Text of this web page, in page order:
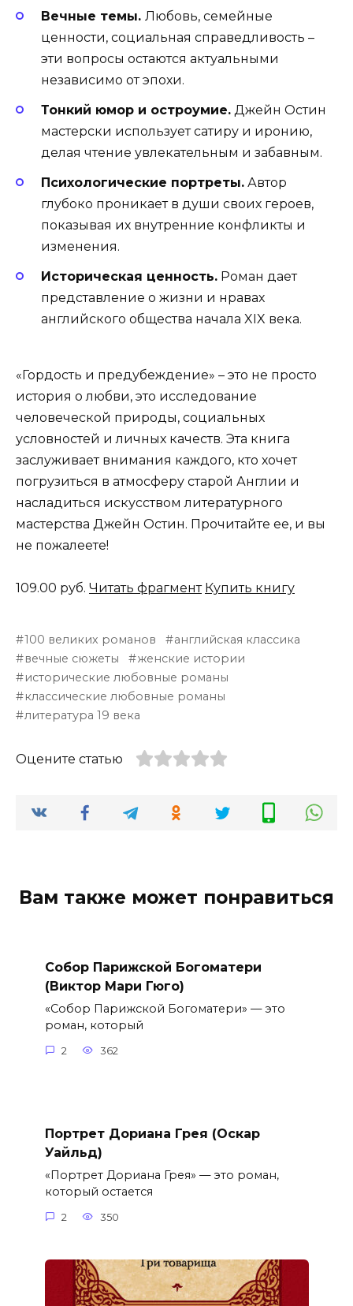
Вечные темы. Любовь, семейные
ценности, социальная справедливость –
эти вопросы остаются актуальными
независимо от эпохи.
Тонкий юмор и остроумие. Джейн Остин
мастерски использует сатиру и иронию,
делая чтение увлекательным и забавным.
Психологические портреты. Автор
глубоко проникает в души своих героев,
показывая их внутренние конфликты и
изменения.
Историческая ценность. Роман дает
представление о жизни и нравах
английского общества начала XIX века.
«Гордость и предубеждение» – это не просто
история о любви, это исследование
человеческой природы, социальных
условностей и личных качеств. Эта книга
заслуживает внимания каждого, кто хочет
погрузиться в атмосферу старой Англии и
насладиться искусством литературного
мастерства Джейн Остин. Прочитайте ее, и вы
не пожалеете!
109.00 руб. Читать фрагмент Купить книгу
100 великих романов
английская классика
вечные сюжеты
женские истории
исторические любовные романы
классические любовные романы
литература 19 века
Оцените статью
Вам также может понравиться
Собор Парижской Богоматери
(Виктор Мари Гюго)
«Собор Парижской Богоматери» — это
роман, который
2 362
Портрет Дориана Грея (Оскар
Уайльд)
«Портрет Дориана Грея» — это роман,
который остается
2 350